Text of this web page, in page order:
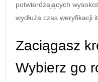
potwierdzających
wydłuża czas weryfikacji
Zaciągasz
Wybierz go